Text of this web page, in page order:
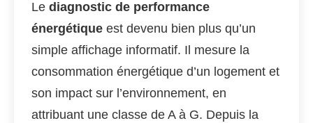
Le diagnostic de performance
énergétique est devenu bien plus qu’un
simple affichage informatif. Il mesure la
consommation énergétique d’un logement et
son impact sur l’environnement, en
attribuant une classe de A à G. Depuis la